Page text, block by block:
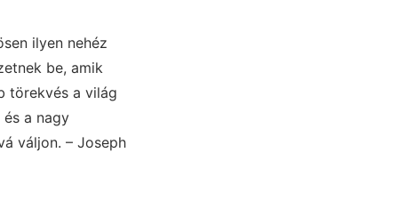
ilyen nehéz
be, amik
törekvés a világ
a nagy
váljon. – Joseph